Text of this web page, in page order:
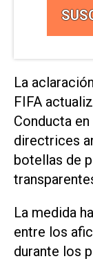
La
FIFA
Conducta
directrices
botellas de
La medida
entre los
durante los